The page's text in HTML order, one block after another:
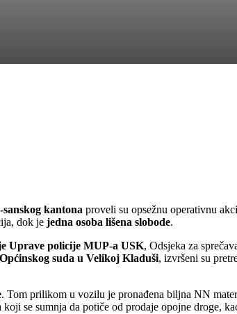
kantona proveli su opsežnu operativnu
dok je jedna osoba lišena slobode.
Uprave policije MUP-a USK, Odsjeka za
Općinskog suda u Velikoj Kladuši, izvršeni su
. Tom prilikom u vozilu je pronađena biljna NN
koji se sumnja da potiče od prodaje opojne droge,